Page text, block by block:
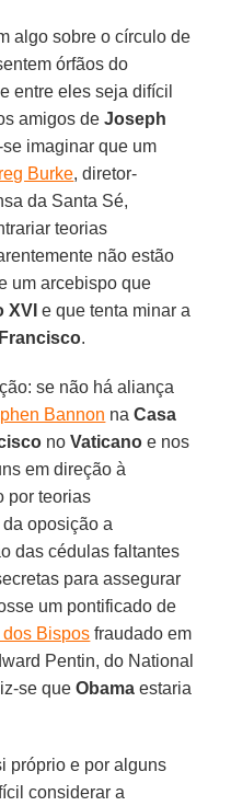
algo sobre o círculo de
órfãos do
entre eles seja difícil
amigos deJoseph
imaginar que um
Burke, diretor-
da Santa Sé,
teorias
não estão
um arcebispo que
XVI e que tenta minar a
Francisco.
se não há aliança
Bannon naCasa
noVaticano e nos
em direção à
por teorias
oposição a
das cédulas faltantes
para assegurar
um pontificado de
Bispos fraudado em
Pentin, do National
se queObama estaria
próprio e por alguns
considerar a